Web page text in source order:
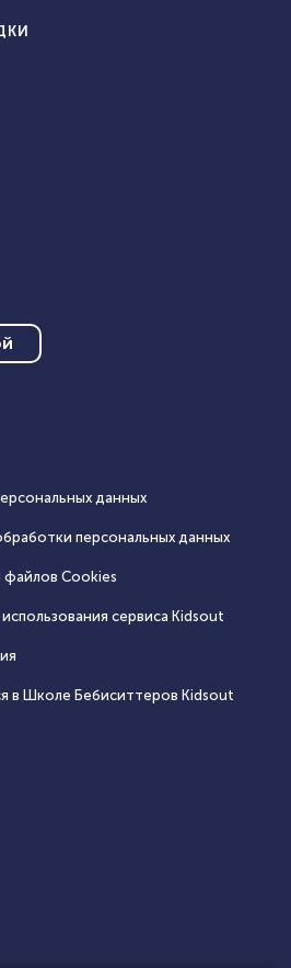
данных
персональных данных
файлов Cookies
сервиса Кidsout
в Школе Бебиситтеров Kidsout